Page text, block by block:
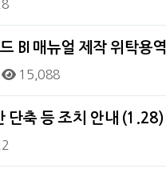
BI 매뉴얼 제작 위탁용역
15,088
단축 등 조치 안내 (1.28)